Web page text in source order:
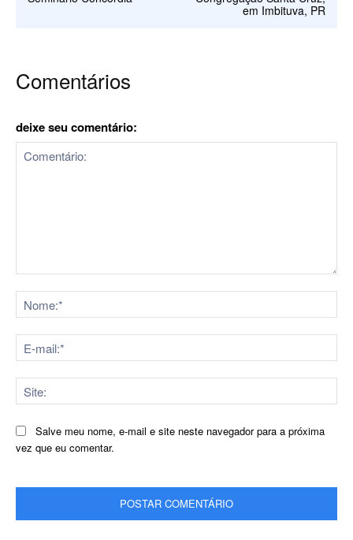
em Imbituva, PR
Comentários
deixe seu comentário:
Salve meu nome, e-mail e site neste navegador para a próxima
vez que eu comentar.